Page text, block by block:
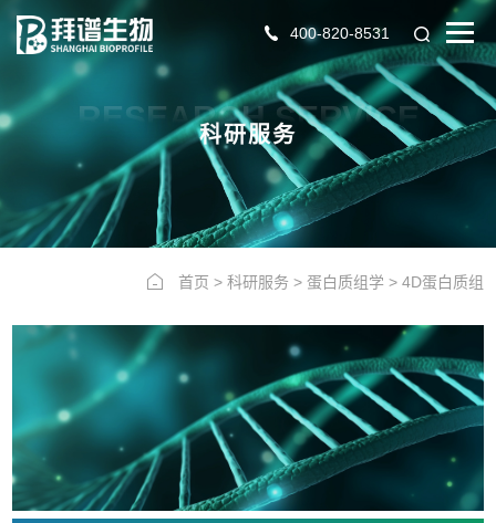
400-820-8531
RESEARCH SERVICE
科研服务
首页 > 科研服务 > 蛋白质组学> 4D蛋白质组